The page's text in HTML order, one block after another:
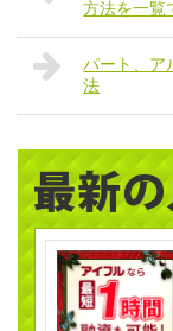
方法を一覧
パート、ア
法